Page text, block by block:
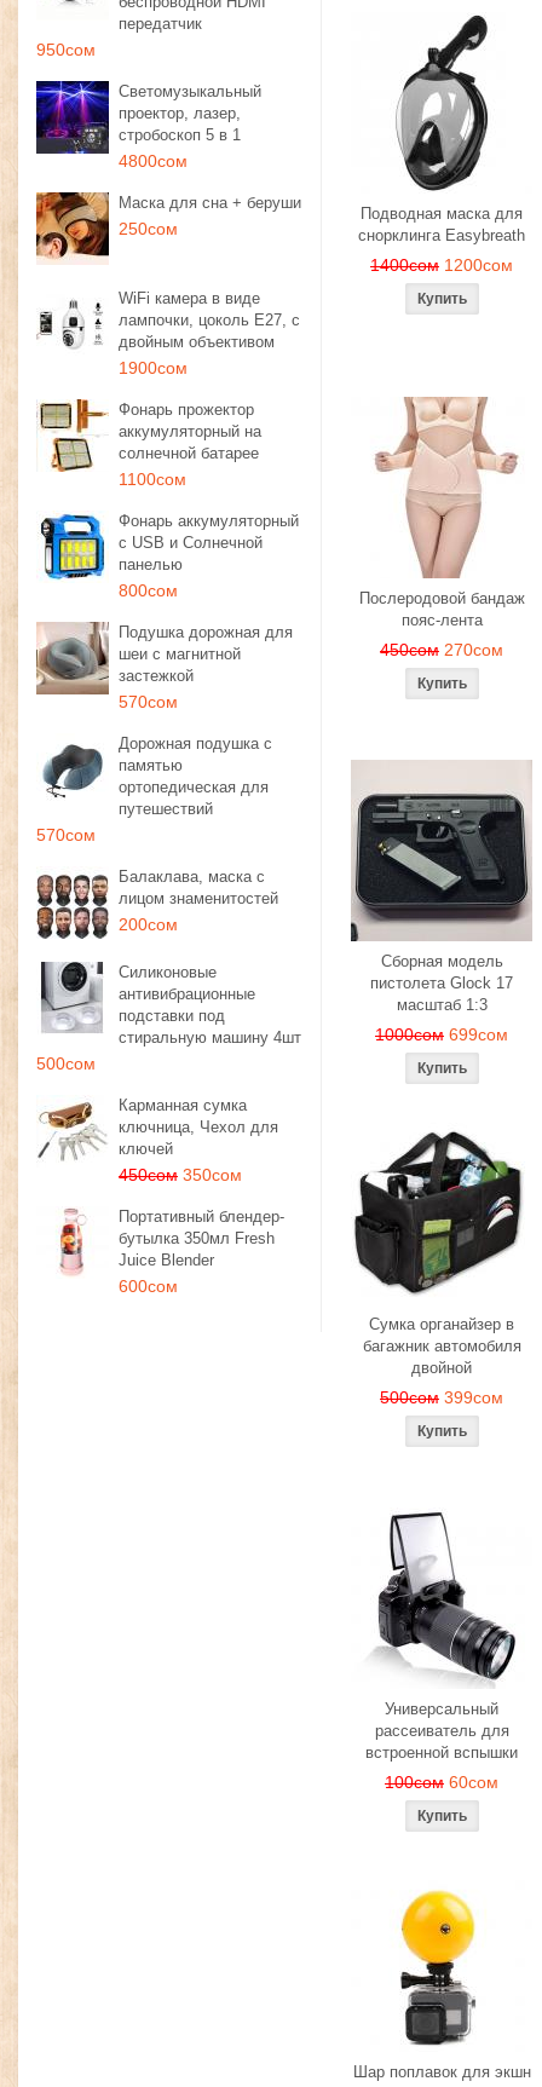
передатчик
950сом
Светомузыкальный
проектор, лазер,
стробоскоп 5 в 1
4800сом
Маска для сна + беруши
250сом
WiFi камера в виде
лампочки, цоколь E27, с
двойным объективом
1900сом
Фонарь прожектор
аккумуляторный на
солнечной батарее
1100сом
Фонарь аккумуляторный
с USB и Солнечной
панелью
800сом
Подушка дорожная для
шеи с магнитной
застежкой
570сом
Дорожная подушка с
памятью
ортопедическая для
путешествий
570сом
Балаклава, маска с
лицом знаменитостей
200сом
Силиконовые
антивибрационные
подставки под
стиральную машину 4шт
500сом
Карманная сумка
ключница, Чехол для
ключей
450сом 350сом
Портативный блендер-
бутылка 350мл Fresh
Juice Blender
600сом
Подводная маска для
снорклинга Easybreath
1400сом 1200сом
Послеродовой бандаж
пояс-лента
450сом 270сом
Сборная модель
пистолета Glock 17
масштаб 1:3
1000сом 699сом
Сумка органайзер в
багажник автомобиля
двойной
500сом 399сом
Универсальный
рассеиватель для
встроенной вспышки
100сом 60сом
Шар поплавок для экшн